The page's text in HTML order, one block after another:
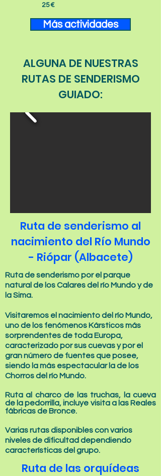
25€
Más actividades
ALGUNA DE NUESTRAS
RUTAS DE SENDERISMO
GUIADO:
Ruta de senderismo al
nacimiento del Río Mundo
- Riópar (Albacete)
Ruta de senderismo por el parque
natural de los Calares del río Mundo y de
la Sima.
Visitaremos el nacimiento del río Mundo,
uno de los fenómenos Kársticos más
sorprendentes de toda Europa,
caracterizado por sus cuevas y por el
gran número de fuentes que posee,
siendo la más espectacular la de los
Chorros del río Mundo.
Ruta al charco de las truchas, la cueva
de la pedorrilla, incluye visita a las Reales
fábricas de Bronce.
Varias rutas disponibles con varios
niveles de dificultad dependiendo
características del grupo.
Ruta de las orquídeas